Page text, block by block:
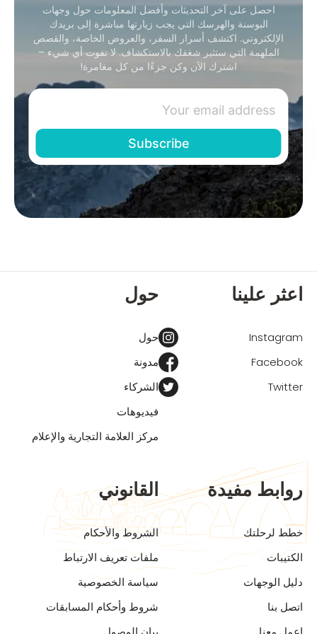
احصل على آخر التحديثات وأفضل المعلومات حول وجهات
البوسنة والهرسك التي يجب زيارتها مباشرة إلى بريدك
الإلكتروني. اكتشف أسرار السفر، والعروض الخاصة، والقصص
الملهمة التي ستثير شغفك بالاستكشاف. لا تفوت أي شيء –
اشترك الآن وكن جزءًا من كل مغامرة!
اعثر علينا
Instagram
Facebook
Twitter
حول
حول
مدونة
الشركاء
فيديوهات
مركز العلامة التجارية والإعلام
روابط مفيدة
خطط لرحلتك
الكتيبات
دليل الوجهات
اتصل بنا
القانوني
الشروط والأحكام
ملفات تعريف الارتباط
سياسة الخصوصية
شروط وأحكام المسابقات